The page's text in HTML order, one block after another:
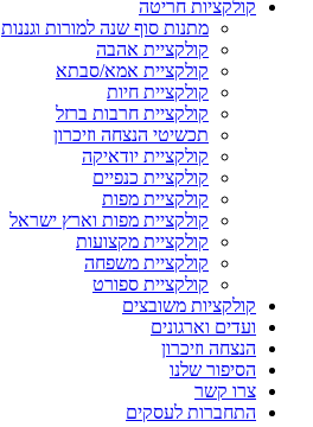
קולקציות חריטה
מתנות סוף שנה למורות וגננות
קולקציית אהבה
קולקציית אמא/סבתא
קולקציית חיות
קולקציית חרבות ברזל
תכשיטי הנצחה וזיכרון
קולקציית יודאיקה
קולקציית כנפיים
קולקציית מפות
קולקציית מפות וארץ ישראל
קולקציית מקצועות
קולקציית משפחה
קולקציית ספורט
קולקציות משובצים
ועדים וארגונים
הנצחה וזיכרון
הסיפור שלנו
צרו קשר
התחברות לעסקים